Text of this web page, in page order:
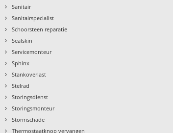
› Sanitair
› Sanitairspecialist
› Schoorsteen reparatie
› Sealskin
› Servicemonteur
› Sphinx
› Stankoverlast
› Stelrad
› Storingsdienst
› Storingsmonteur
› Stormschade
› Thermostaatknop vervangen